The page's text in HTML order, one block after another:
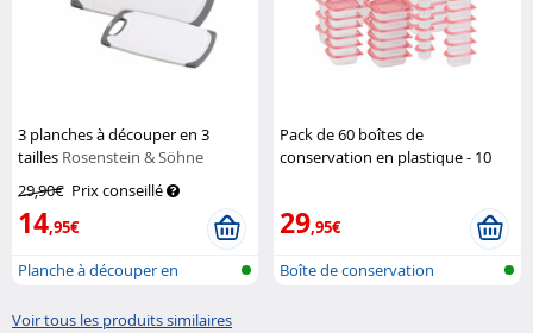
3 planches à découper en 3
tailles Rosenstein & Söhne
29,90€ Prix conseillé
14,95€
Planche à découper en
Pack de 60 boîtes de
conservation en plastique - 10
29,95€
Boîte de conservation
Voir tous les produits similaires